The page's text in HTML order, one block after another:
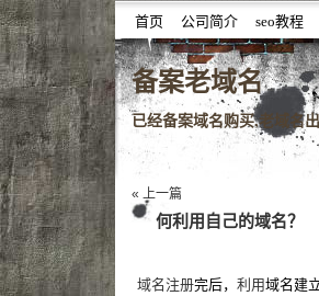
首页 公司简介 seo教程
噆噇已备案域名百度权重域
备案老域名
已经备案域名购买,老域名
« 上一篇
何利用自己的域名？
域名注册完后， 利用域名建